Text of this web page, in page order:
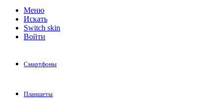
Меню
Искать
Switch skin
Войти
Смартфоны
Планшеты